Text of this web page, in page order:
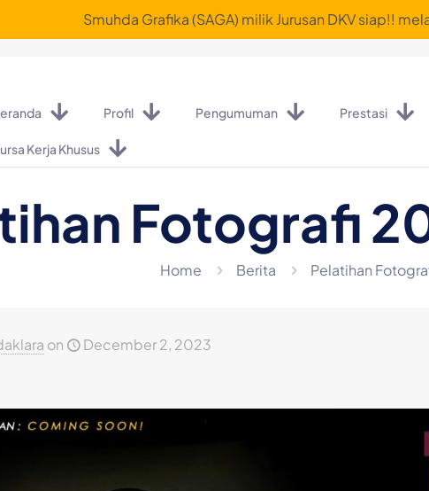
Smuhda Grafika (SAGA) milik Jurusan DKV siap!!
Profil Pengumuman Prestasi
Kerja Khusus
Fotografi
Home Berita Pelatihan
on December 2, 2023